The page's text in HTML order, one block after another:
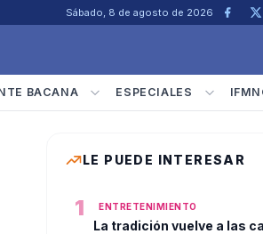
Sábado, 8 de agosto de 2026
BACANA ESPECIALES
LE PUEDE INTERESAR
1 ENTRETENIMIENTO
La tradición vuelve a las